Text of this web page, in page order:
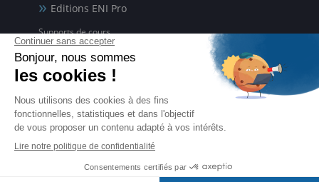
Editions ENI Pro
Supports de cours
pour les organismes de formation
ENI elearning
La solution de formation à l'informatique en ligne,
disponible en 5 langues
Certifications ENI
Certifications à l'informatique